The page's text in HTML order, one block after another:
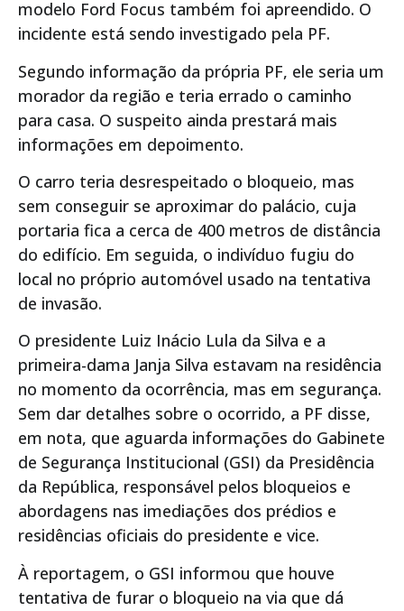
modelo Ford Focus também foi apreendido. O
incidente está sendo investigado pela PF.
Segundo informação da própria PF, ele seria um
morador da região e teria errado o caminho
para casa. O suspeito ainda prestará mais
informações em depoimento.
O carro teria desrespeitado o bloqueio, mas
sem conseguir se aproximar do palácio, cuja
portaria fica a cerca de 400 metros de distância
do edifício. Em seguida, o indivíduo fugiu do
local no próprio automóvel usado na tentativa
de invasão.
O presidente Luiz Inácio Lula da Silva e a
primeira-dama Janja Silva estavam na residência
no momento da ocorrência, mas em segurança.
Sem dar detalhes sobre o ocorrido, a PF disse,
em nota, que aguarda informações do Gabinete
de Segurança Institucional (GSI) da Presidência
da República, responsável pelos bloqueios e
abordagens nas imediações dos prédios e
residências oficiais do presidente e vice.
À reportagem, o GSI informou que houve
tentativa de furar o bloqueio na via que dá